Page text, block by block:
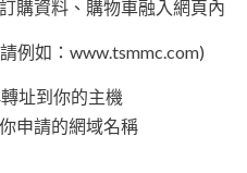
購資料、購物車融入網頁內
例如：www.tsmmc.com)
址到你的主機
申請的網域名稱